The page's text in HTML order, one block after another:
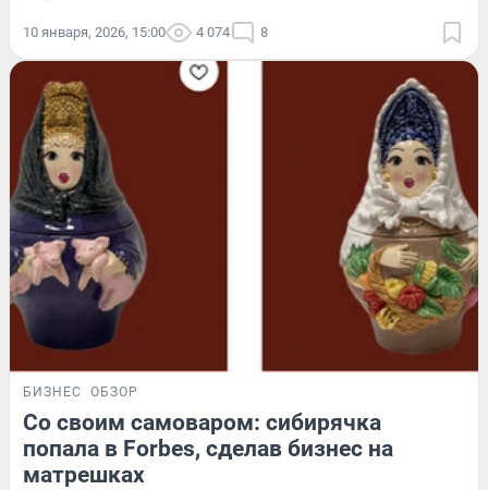
10 января, 2026, 15:00 4 074 8
БИЗНЕС ОБЗОР
Со своим самоваром: сибирячка
попала в Forbes, сделав бизнес на
матрешках